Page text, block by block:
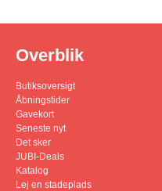
Overblik
Butiksoversigt
Åbningstider
Gavekort
Seneste nyt
Det sker
JUBI-Deals
Katalog
Lej en stadeplads